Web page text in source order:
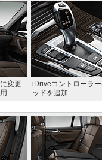
変更
iDriveコントローラ
ッドを追加